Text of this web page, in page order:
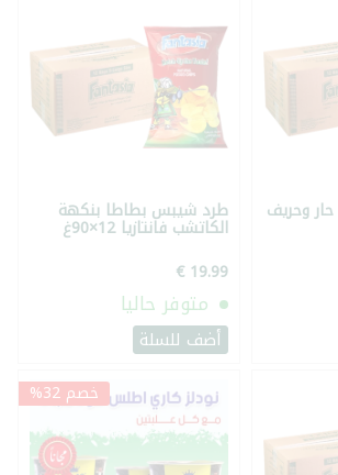
وحريف طرد شيبس بطاطا بنكهة
الكاتشب فانتازيا 12×90غ
متوفر حاليا
أضف للسلة
خصم 32%